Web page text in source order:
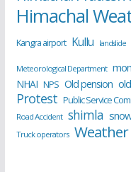
Himachal
Kangra airport Kullu landslide
Meteorological Department
NHAI NPS Old pension
Protest Public Service
Road Accident shimla
Truck operators Weather